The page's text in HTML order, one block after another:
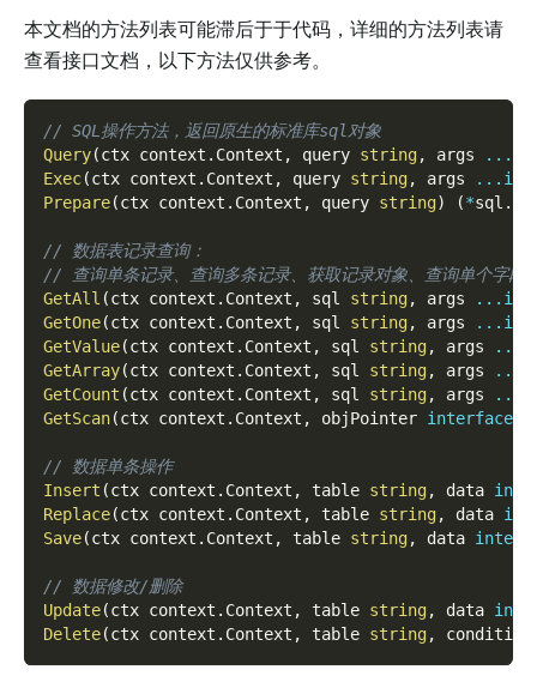
本文档的方法列表可能滞后于于代码，详细的方法列表请
查看接口文档，以下方法仅供参考。
// SQL操作方法，返回原生的标准库sql对象
Query(ctx context . Context , query string, args ...
Exec(ctx context . Context , query string, args ...
Prepare(ctx context . Context , query string) (*sql .
// 数据表记录查询：
// 查询单条记录、查询多条记录、获取记录对象、查询单个字段
GetAll (ctx context . Context , sql string, args ...
GetOne(ctx context . Context , sql string, args ...
GetValue(ctx context . Context , sql string, args ...
GetArray(ctx context . Context , sql string, args ...
GetCount (ctx context . Context , sql string, args ...
GetScan(ctx context . Context , objPointer interface
// 数据单条操作
Insert (ctx context . Context , table string, data
Replace(ctx context . Context , table string, data
Save(ctx context . Context , table string, data
// 数据修改/删除
Update(ctx context . Context , table string, data
Delete(ctx context . Context , table string,